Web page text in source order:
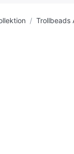
Trollbeads